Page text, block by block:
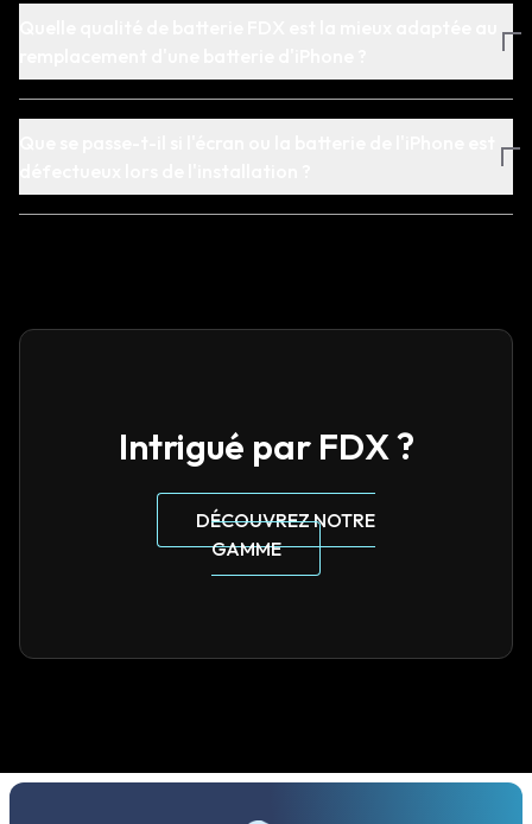
Intrigué par FDX ?
DÉCOUVREZ NOTRE
GAMME